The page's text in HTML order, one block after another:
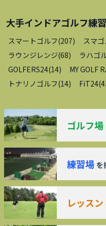
大手インドアゴルフ練
スマートゴルフ(207) スマ
ラウンジレンジ(68) ラハゴ
GOLFERS24(14) MY GOLF
トナリノゴルフ(14) FiT24(
ゴルフ場
練習場 を
レッスン